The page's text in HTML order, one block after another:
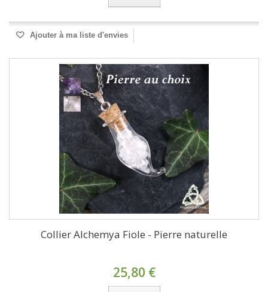
Ajouter à ma liste d'envies
Collier Alchemya Fiole - Pierre naturelle
25,80 €